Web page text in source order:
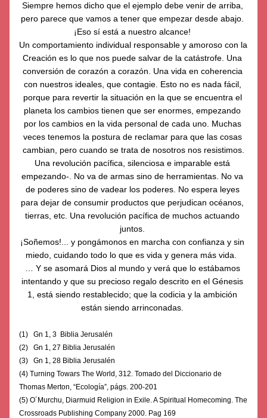
Siempre hemos dicho que el ejemplo debe venir de arriba,
pero parece que vamos a tener que empezar desde abajo.
¡Eso sí está a nuestro alcance!
Un comportamiento individual responsable y amoroso con la
Creación es lo que nos puede salvar de la catástrofe. Una
conversión de corazón a corazón. Una vida en coherencia
con nuestros ideales, que contagie. Esto no es nada fácil,
porque para revertir la situación en la que se encuentra el
planeta los cambios tienen que ser enormes, empezando
por los cambios en la vida personal de cada uno. Muchas
veces tenemos la postura de reclamar para que las cosas
cambian, pero cuando se trata de nosotros nos resistimos.
Una revolución pacífica, silenciosa e imparable está
empezando-. No va de armas sino de herramientas. No va
de poderes sino de vadear los poderes. No espera leyes
para dejar de consumir productos que perjudican océanos,
tierras, etc. Una revolución pacífica de muchos actuando
juntos.
¡Soñemos!... y pongámonos en marcha con confianza y sin
miedo, cuidando todo lo que es vida y genera más vida.
… Y se asomará Dios al mundo y verá que lo estábamos
intentando y que su precioso regalo descrito en el Génesis
1, está siendo restablecido; que la codicia y la ambición
están siendo arrinconadas.
(1)   Gn 1, 3  Biblia Jerusalén
(2)   Gn 1, 27 Biblia Jerusalén
(3)   Gn 1, 28 Biblia Jerusalén
(4) Turning Towars The World, 312. Tomado del Diccionario de
Thomas Merton, “Ecología”, págs. 200-201
(5) O´Murchu, Diarmuid Religion in Exile. A Spiritual Homecoming. The
Crossroads Publishing Company 2000. Pag 169